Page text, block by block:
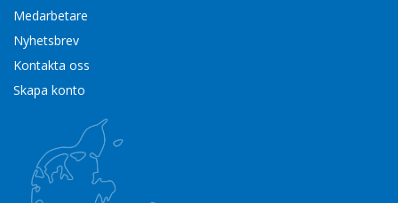
Medarbetare
Nyhetsbrev
Kontakta oss
Skapa konto